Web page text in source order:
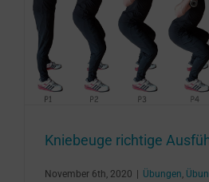
Kniebeuge richtige
November 6th, 2020 | Übungen